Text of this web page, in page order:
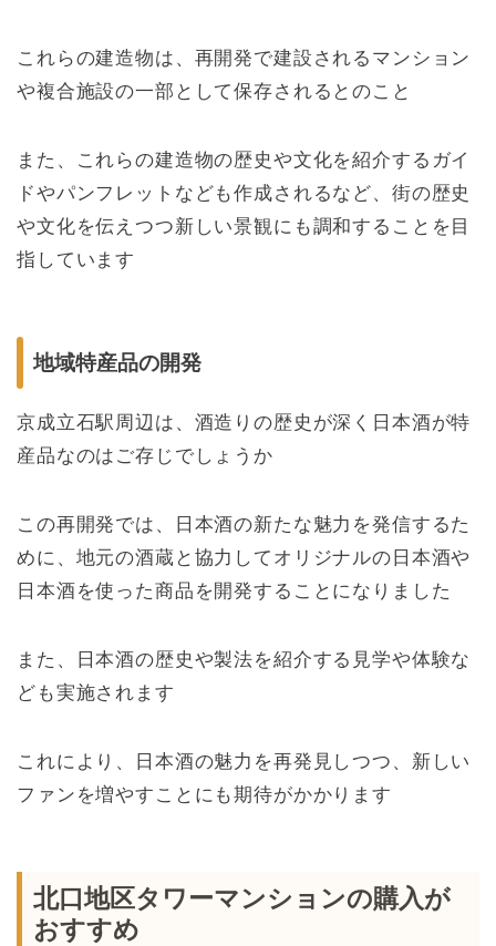
これらの建造物は、再開発で建設されるマンション
や複合施設の一部として保存されるとのこと
また、これらの建造物の歴史や文化を紹介するガイ
ドやパンフレットなども作成されるなど、街の歴史
や文化を伝えつつ新しい景観にも調和することを目
指しています
地域特産品の開発
京成立石駅周辺は、酒造りの歴史が深く日本酒が特
産品なのはご存じでしょうか
この再開発では、日本酒の新たな魅力を発信するた
めに、地元の酒蔵と協力してオリジナルの日本酒や
日本酒を使った商品を開発することになりました
また、日本酒の歴史や製法を紹介する見学や体験な
ども実施されます
これにより、日本酒の魅力を再発見しつつ、新しい
ファンを増やすことにも期待がかかります
北口地区タワーマンションの購入が
おすすめ